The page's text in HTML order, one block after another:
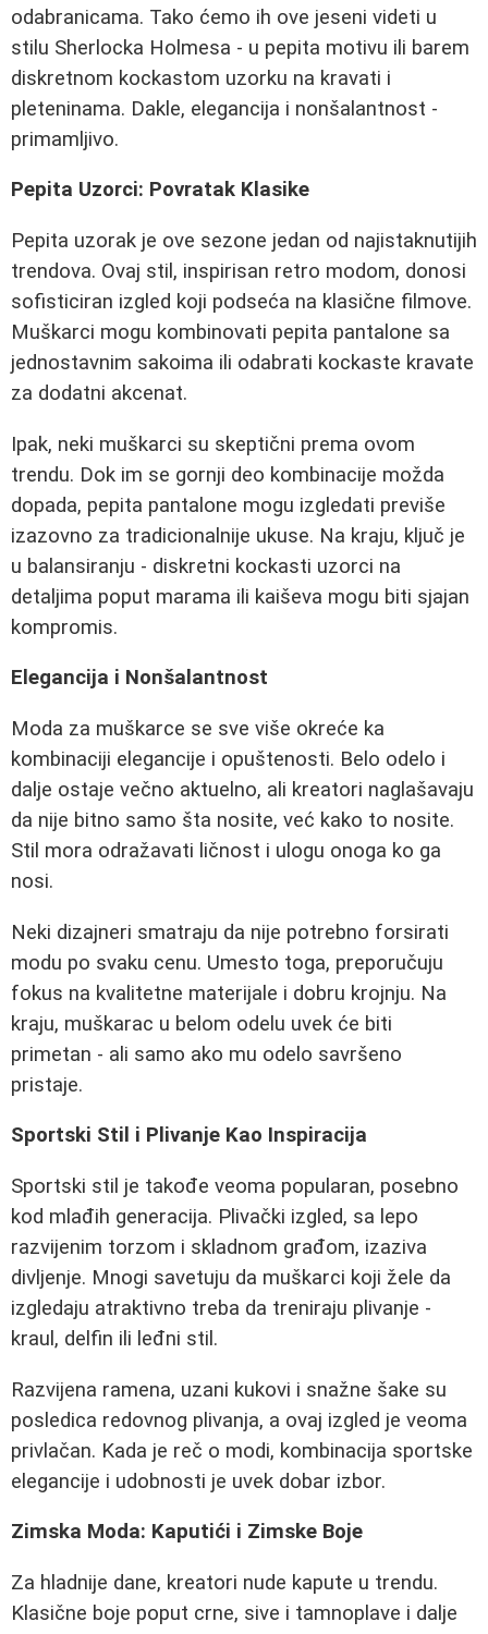
odabranicama. Tako ćemo ih ove jeseni videti u
stilu Sherlocka Holmesa - u pepita motivu ili barem
diskretnom kockastom uzorku na kravati i
pleteninama. Dakle, elegancija i nonšalantnost -
primamljivo.
Pepita Uzorci: Povratak Klasike
Pepita uzorak je ove sezone jedan od najistaknutijih
trendova. Ovaj stil, inspirisan retro modom, donosi
sofisticiran izgled koji podseća na klasične filmove.
Muškarci mogu kombinovati pepita pantalone sa
jednostavnim sakoima ili odabrati kockaste kravate
za dodatni akcenat.
Ipak, neki muškarci su skeptični prema ovom
trendu. Dok im se gornji deo kombinacije možda
dopada, pepita pantalone mogu izgledati previše
izazovno za tradicionalnije ukuse. Na kraju, ključ je
u balansiranju - diskretni kockasti uzorci na
detaljima poput marama ili kaiševa mogu biti sjajan
kompromis.
Elegancija i Nonšalantnost
Moda za muškarce se sve više okreće ka
kombinaciji elegancije i opuštenosti. Belo odelo i
dalje ostaje večno aktuelno, ali kreatori naglašavaju
da nije bitno samo šta nosite, već kako to nosite.
Stil mora odražavati ličnost i ulogu onoga ko ga
nosi.
Neki dizajneri smatraju da nije potrebno forsirati
modu po svaku cenu. Umesto toga, preporučuju
fokus na kvalitetne materijale i dobru krojnju. Na
kraju, muškarac u belom odelu uvek će biti
primetan - ali samo ako mu odelo savršeno
pristaje.
Sportski Stil i Plivanje Kao Inspiracija
Sportski stil je takođe veoma popularan, posebno
kod mlađih generacija. Plivački izgled, sa lepo
razvijenim torzom i skladnom građom, izaziva
divljenje. Mnogi savetuju da muškarci koji žele da
izgledaju atraktivno treba da treniraju plivanje -
kraul, delfin ili leđni stil.
Razvijena ramena, uzani kukovi i snažne šake su
posledica redovnog plivanja, a ovaj izgled je veoma
privlačan. Kada je reč o modi, kombinacija sportske
elegancije i udobnosti je uvek dobar izbor.
Zimska Moda: Kaputići i Zimske Boje
Za hladnije dane, kreatori nude kapute u trendu.
Klasične boje poput crne, sive i tamnoplave i dalje